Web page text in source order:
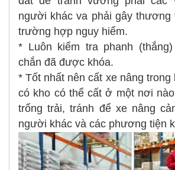
người khác va phải gây thương
trường hợp nguy hiểm.
* Luôn kiểm tra phanh
chắn đã được khóa.
* Tốt nhất nên cất xe nâng trong
có kho có thể cất ở một nơi
trống trải, tránh để xe nâng
người khác và các phương tiện